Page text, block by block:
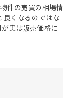
件の売買の相場情
良くなるのではな
実は販売価格に